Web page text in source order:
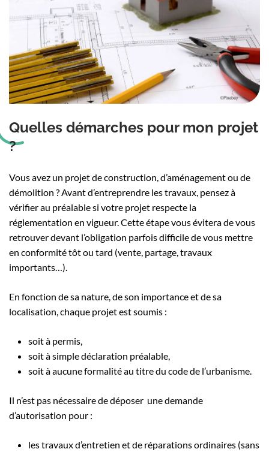
Quelles démarches pour mon projet
?
Vous avez un projet de construction, d’aménagement ou de
démolition ? Avant d’entreprendre les travaux, pensez à
vérifier au préalable si votre projet respecte la
réglementation en vigueur. Cette étape vous évitera de vous
retrouver devant l’obligation parfois difficile de vous mettre
en conformité tôt ou tard (vente, partage, travaux
importants…).
En fonction de sa nature, de son importance et de sa
localisation, chaque projet est soumis :
soit à permis,
soit à simple déclaration préalable,
soit à aucune formalité au titre du code de l’urbanisme.
Il n’est pas nécessaire de déposer une demande
d’autorisation pour :
les travaux d’entretien et de réparations ordinaires (sans